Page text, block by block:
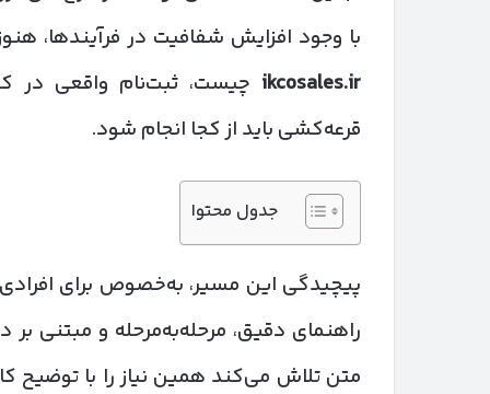
با وجود افزایش شفافیت در فرآیندها،
ikcosales.ir چیست، ثبت‌نام واقعی در
قرعه‌کشی باید از کجا انجام شود.
جدول محتوا
پیچیدگی این مسیر، به‌خصوص برای
راهنمای دقیق، مرحله‌به‌مرحله و
متن تلاش می‌کند همین نیاز را با توضیح